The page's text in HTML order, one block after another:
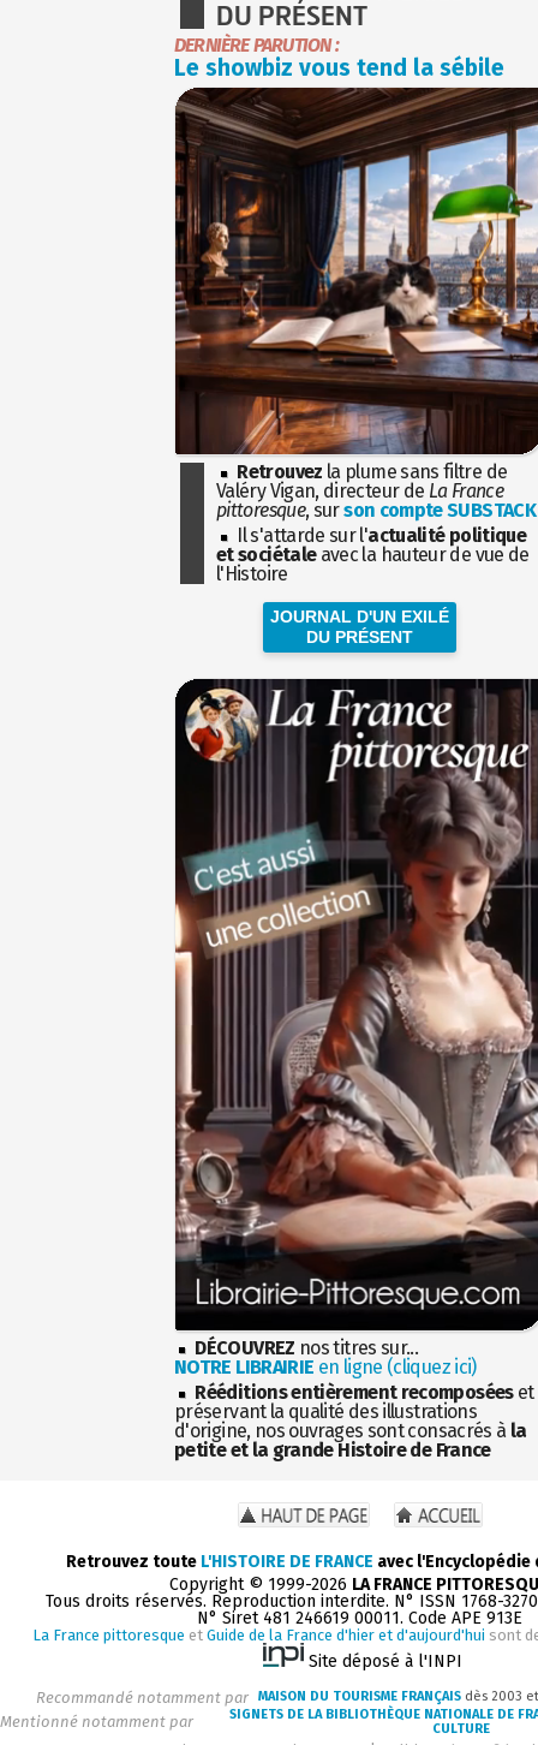
DU PRÉSENT
DERNIÈRE PARUTION :
Le showbiz vous tend la sébile
Retrouvez la plume sans filtre de
Valéry Vigan, directeur de La France
pittoresque, surson compte SUBSTACK
Il s'attarde sur l'actualité politique
et sociétaleavec la hauteur de vue de
l'Histoire
JOURNAL D'UN EXILÉ
DU PRÉSENT
DÉCOUVREZ nos titres sur...
NOTRE LIBRAIRIE en ligne (cliquez ici)
Rééditions entièrement recomposéeset
préservant la qualité des illustrations
d'origine, nos ouvrages sont consacrés à la
petite et la grande Histoire de France
Retrouvez toute L'HISTOIRE DE FRANCE avec
Copyright © 1999-2026 LA FRANCE
Tous droits réservés. Reproduction interdite. N° ISSN 1768-
N° Siret 481 246619 00011. Code APE 913E
La France pittoresque et Guide de la France d'hier et d'aujourd'hui sont
Site déposé à l'INPI
Recommandé notamment par MAISON DU TOURISME FRANÇAIS dès 2003
Mentionné notamment par
SIGNETS DE LA BIBLIOTHÈQUE NATIONALE DE
CULTURE